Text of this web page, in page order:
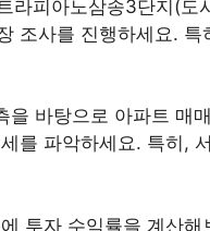
라피아노삼송3단지(
조사를 진행하세요.
을 바탕으로 아파트 매
를 파악하세요. 특히,
투자 수익률을 계산